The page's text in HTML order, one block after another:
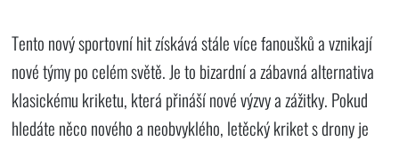
Tento nový sportovní hit získává stále více fanoušků a vznikají
nové týmy po celém světě. Je to bizardní a zábavná alternativa
klasickému kriketu, která přináší nové výzvy a zážitky. Pokud
hledáte něco nového a neobvyklého, letěcký kriket s drony je